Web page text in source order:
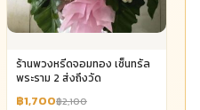
ร้านพวงหรีดจอมทอง เซ็นทรัล
พระราม 2 ส่งถึงวัด
฿1,700฿2,100